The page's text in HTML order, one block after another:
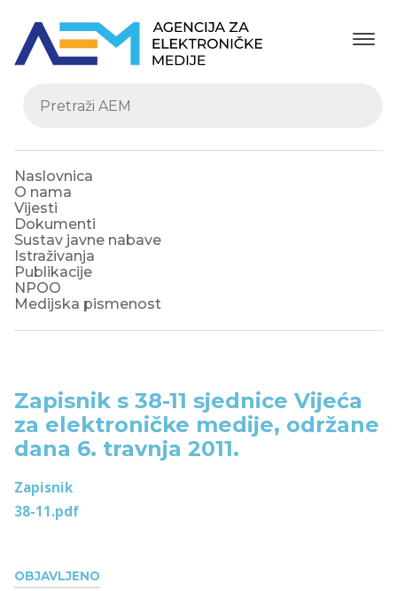
Naslovnica
O nama
Vijesti
Dokumenti
Sustav javne nabave
Istraživanja
Publikacije
NPOO
Medijska pismenost
OBJAVLJENO
Zapisnik s 38-11 sjednice Vijeća
za elektroničke medije, održane
dana 6. travnja 2011.
Zapisnik
38-11.pdf